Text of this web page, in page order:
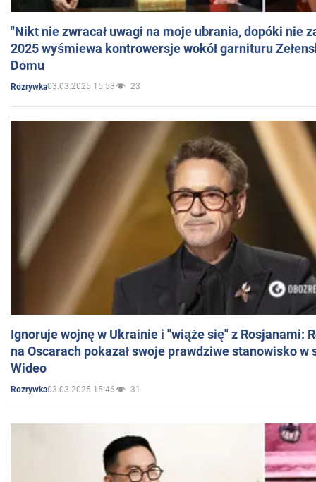
"Nikt nie zwracał uwagi na moje ubrania, dopóki nie
2025 wyśmiewa kontrowersje wokół garnituru
Domu
Rozrywka03.03.2025 15:53 23
Ignoruje wojnę w Ukrainie i "wiąże się" z Rosjanami:
na Oscarach pokazał swoje prawdziwe stanowisko w
Wideo
Rozrywka03.03.2025 15:46 31